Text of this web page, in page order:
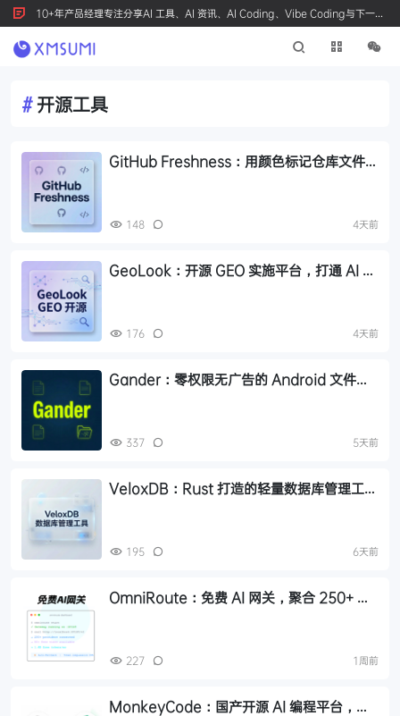
10+年产品经理专注分享AI 工具、AI 资讯、AI Coding、Vibe Coding与下一代
产品创新，按 Ctrl+D 收藏我们
#开源工具
GitHub Freshness：用颜色标记仓库文件更
148 4天前
GeoLook：开源 GEO 实施平台，打通 AI 引
176 4天前
Gander：零权限无广告的 Android 文件查
337 5天前
VeloxDB：Rust 打造的轻量数据库管理工
195 6天前
OmniRoute：免费 AI 网关，聚合 250+ 服
227 1周前
MonkeyCode：国产开源 AI 编程平台，云